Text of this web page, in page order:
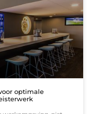
optimale